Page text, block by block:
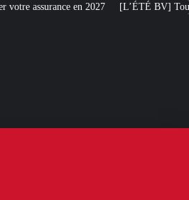
[L’ÉTÉ BV] Toujours plus de taxes : la